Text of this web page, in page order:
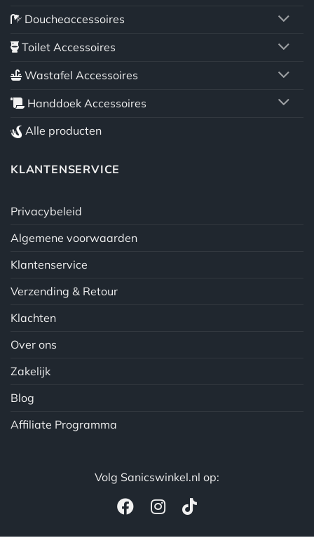
Doucheaccessoires
Toilet Accessoires
Wastafel Accessoires
Handdoek Accessoires
Alle producten
KLANTENSERVICE
Privacybeleid
Algemene voorwaarden
Klantenservice
Verzending & Retour
Klachten
Over ons
Zakelijk
Blog
Affiliate Programma
Volg Sanicswinkel.nl op: